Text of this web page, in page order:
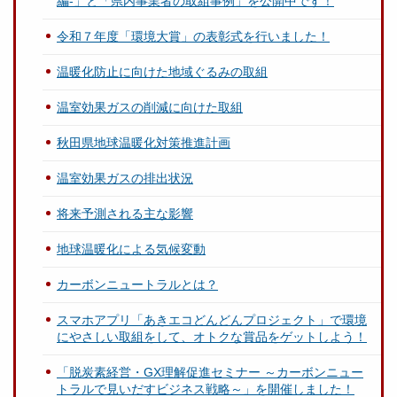
令和７年度「環境大賞」の表彰式を行いました！
温暖化防止に向けた地域ぐるみの取組
温室効果ガスの削減に向けた取組
秋田県地球温暖化対策推進計画
温室効果ガスの排出状況
将来予測される主な影響
地球温暖化による気候変動
カーボンニュートラルとは？
スマホアプリ「あきエコどんどんプロジェクト」で環境
にやさしい取組をして、オトクな賞品をゲットしよう！
「脱炭素経営・GX理解促進セミナー ～カーボンニュー
トラルで見いだすビジネス戦略～」を開催しました！